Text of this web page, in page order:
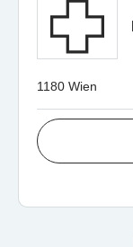
1180 Wien